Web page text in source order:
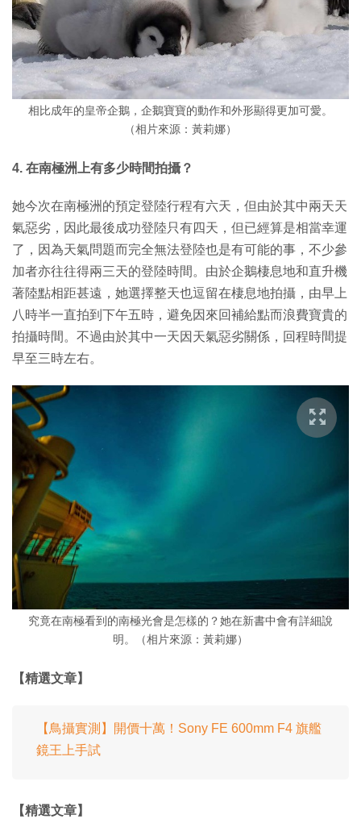
相比成年的皇帝企鵝，企鵝寶寶的動作和外形顯得更加可愛。
（相片來源：黃莉娜）
4. 在南極洲上有多少時間拍攝？
她今次在南極洲的預定登陸行程有六天，但由於其中兩天天
氣惡劣，因此最後成功登陸只有四天，但已經算是相當幸運
了，因為天氣問題而完全無法登陸也是有可能的事，不少參
加者亦往往得兩三天的登陸時間。由於企鵝棲息地和直升機
著陸點相距甚遠，她選擇整天也逗留在棲息地拍攝，由早上
八時半一直拍到下午五時，避免因來回補給點而浪費寶貴的
拍攝時間。不過由於其中一天因天氣惡劣關係，回程時間提
早至三時左右。
究竟在南極看到的南極光會是怎樣的？她在新書中會有詳細說
明。（相片來源：黃莉娜）
【精選文章】
【鳥攝實測】開價十萬！Sony FE 600mm F4 旗艦
鏡王上手試
【精選文章】